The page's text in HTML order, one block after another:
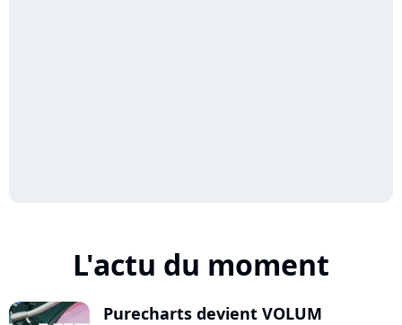
L'actu du moment
Purecharts devient VOLUM